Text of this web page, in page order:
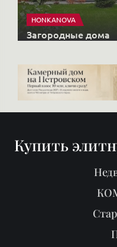
HONKANOVA
Загородные дома
Купить